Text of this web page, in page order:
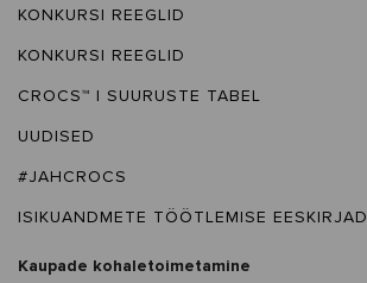
KONKURSI REEGLID
KONKURSI REEGLID
CROCS™ | SUURUSTE TABEL
UUDISED
#JAHCROCS
ISIKUANDMETE TÖÖTLEMISE EESKIRJAD
Kaupade kohaletoimetamine